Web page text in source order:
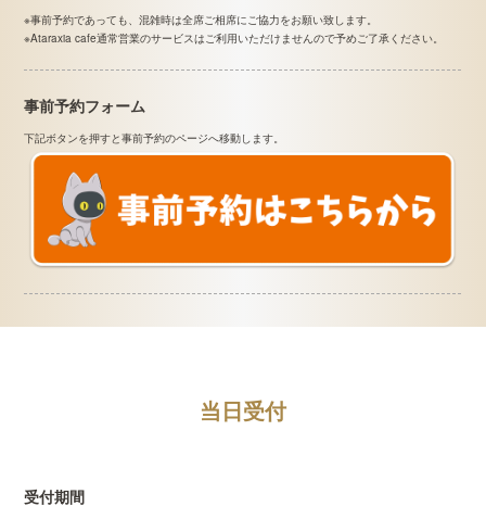
※事前予約であっても、混雑時は全席ご相席にご協力をお願い致します。
※Ataraxia cafe通常営業のサービスはご利用いただけませんので予めご了承ください。
事前予約フォーム
下記ボタンを押すと事前予約のページへ移動します。
当日受付
受付期間